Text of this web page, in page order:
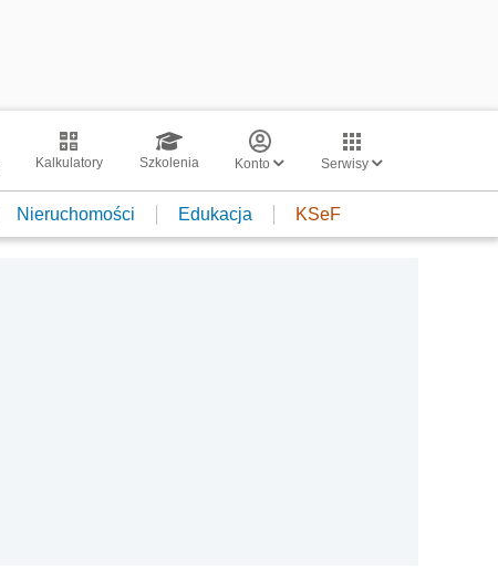
Kalkulatory Szkolenia Konto Serwisy
Nieruchomości Edukacja KSeF